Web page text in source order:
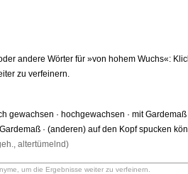
andere Wörter für »von hohem Wuchs«:
zu verfeinern.
gewachsen · hochgewachsen · mit Gardemaß
· (anderen) auf den Kopf spucken
altertümelnd)
um die Ergebnisse weiter zu verfeinern.